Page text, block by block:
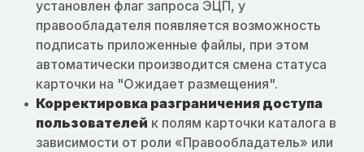
установлен флаг запроса ЭЦП, у
правообладателя появляется возможность
подписать приложенные файлы, при этом
автоматически производится смена статуса
карточки на "Ожидает размещения".
Корректировка разграничения доступа
пользователей к полям карточки каталога в
зависимости от роли «Правообладатель» или